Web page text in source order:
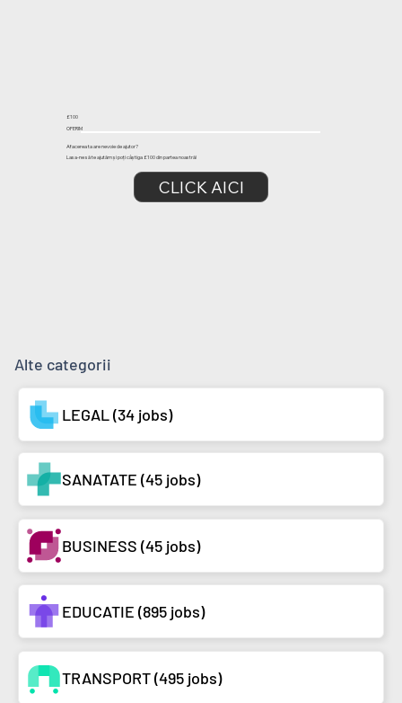
OFERIM
£100
Afacerea ta are nevoie de ajutor?
Lasa-ne să te ajutăm și poți câștiga £100 din partea noastră!
CLICK AICI
Alte categorii
LEGAL (34 jobs)
SANATATE (45 jobs)
BUSINESS (45 jobs)
EDUCATIE (895 jobs)
TRANSPORT (495 jobs)